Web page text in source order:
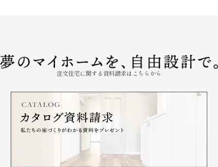
注文住宅に関する資料請求はこちらから